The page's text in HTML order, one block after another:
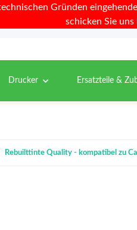
Gründen
schicken Sie
Drucker Ersatzteile &
Rebuilttinte Quality - kompatibel zu